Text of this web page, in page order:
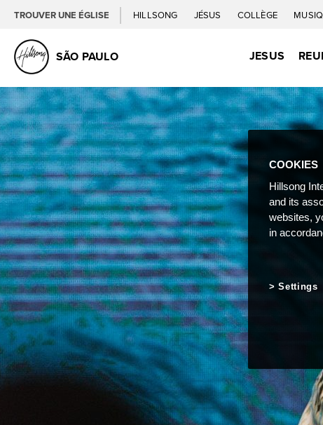
TROUVER UNE ÉGLISE HILLSONG JÉSUS COLLÈGE
SÃO PAULO JESUS
COOKIES
Hillsong
and its
websites,
in
Settings